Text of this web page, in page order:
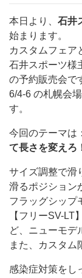
本日より、 石井
始まります。
カスタムフェア
石井スポーツ
の予約販売会で
6/4-6 の札幌会
す。
今回のテーマは：
て長さを変えろ
サイズ調整で滑
滑るポジション
フラッグシップ
【フリーSV-
ど、ニューモデ
また、カスタム
感染症対策をし